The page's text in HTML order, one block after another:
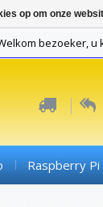
bezoeker, u
Raspberry Pi
op om onze